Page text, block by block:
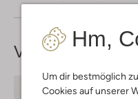
Hm,
Um dir bestmöglich
Cookies auf unserer
Vervollständige